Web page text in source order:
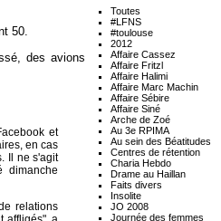
50.
des avions
et
en cas
Il ne s'agit
dimanche
relations
Toutes
#LFNS
#toulouse
2012
Affaire Cassez
Affaire Fritzl
Affaire Halimi
Affaire Marc Machin
Affaire Sébire
Affaire Siné
Arche de Zoé
Au 3e RPIMA
Au sein des Béatitudes
Centres de rétention
Charia Hebdo
Drame au Haillan
Faits divers
Insolite
JO 2008
Journée des femmes